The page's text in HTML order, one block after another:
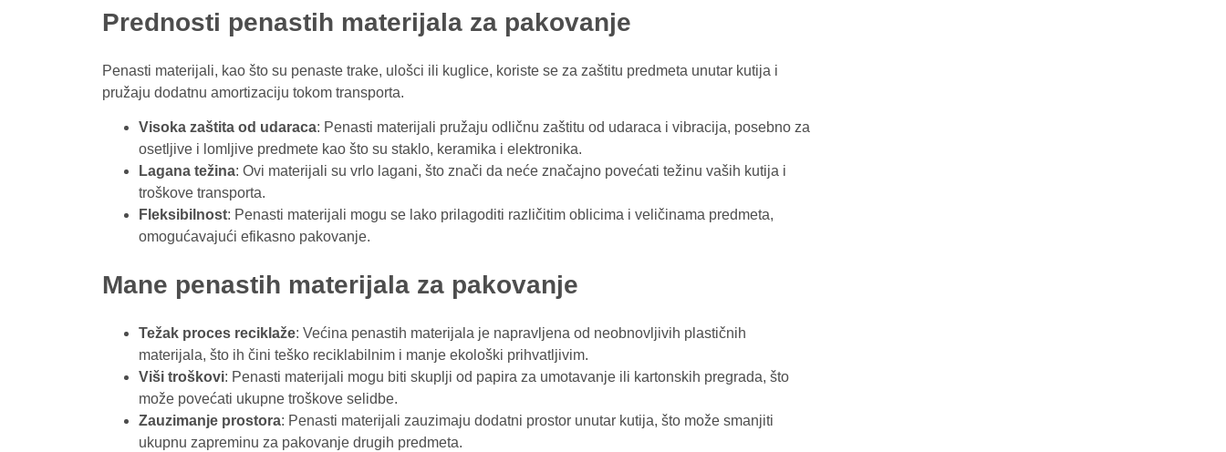
Prednosti penastih materijala za pakovanje
Penasti materijali, kao što su penaste trake, ulošci ili kuglice, koriste se za zaštitu predmeta unutar kutija i
pružaju dodatnu amortizaciju tokom transporta.
Visoka zaštita od udaraca: Penasti materijali pružaju odličnu zaštitu od udaraca i vibracija, posebno za
osetljive i lomljive predmete kao što su staklo, keramika i elektronika.
Lagana težina: Ovi materijali su vrlo lagani, što znači da neće značajno povećati težinu vaših kutija i
troškove transporta.
Fleksibilnost: Penasti materijali mogu se lako prilagoditi različitim oblicima i veličinama predmeta,
omogućavajući efikasno pakovanje.
Mane penastih materijala za pakovanje
Težak proces reciklaže: Većina penastih materijala je napravljena od neobnovljivih plastičnih
materijala, što ih čini teško reciklabilnim i manje ekološki prihvatljivim.
Viši troškovi: Penasti materijali mogu biti skuplji od papira za umotavanje ili kartonskih pregrada, što
može povećati ukupne troškove selidbe.
Zauzimanje prostora: Penasti materijali zauzimaju dodatni prostor unutar kutija, što može smanjiti
ukupnu zapreminu za pakovanje drugih predmeta.